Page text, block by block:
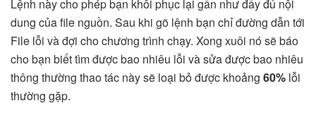
Lệnh này cho phép bạn khôi phục lại gần như đầy đủ nội
dung của file nguồn. Sau khi gõ lệnh bạn chỉ đường dẫn tới
File lỗi và đợi cho chương trình chạy. Xong xuôi nó sẽ báo
cho bạn biết tìm được bao nhiêu lỗi và sửa được bao nhiêu
thông thường thao tác này sẽ loại bỏ được khoảng 60% lỗi
thường gặp.